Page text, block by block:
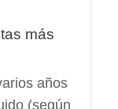
más
años
(según